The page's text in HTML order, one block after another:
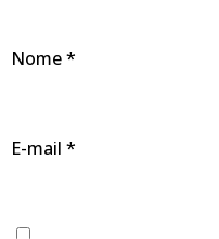
Nome*
E-mail *